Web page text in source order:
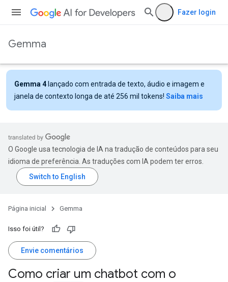
Fazer login
Gemma
Gemma 4 lançado com entrada de texto, áudio e imagem e
janela de contexto longa de até 256 mil tokens! Saiba mais
O Google usa tecnologia de IA na tradução de conteúdos para seu
idioma de preferência. As traduções com IA podem ter erros.
Página inicial Gemma
Isso foi útil?
Envie comentários
Como criar um chatbot com o